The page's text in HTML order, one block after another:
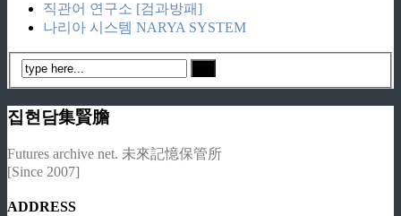
직관어 연구소 [검과방패]
나리아 시스템 NARYA SYSTEM
집현담集賢膽
Futures archive net. 未來記憶保管所
[Since 2007]
ADDRESS